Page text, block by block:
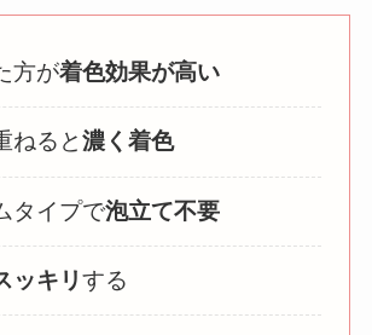
方が着色効果が高い
ねると濃く着色
タイプで泡立て不要
ッキリする